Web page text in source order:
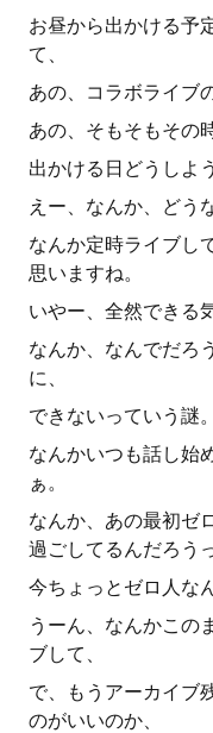
お昼から出かける予
て、
あの、コラボライブ
あの、そもそもその
出かける日どうしよ
えー、なんか、どう
なんか定時ライブし
思いますね。
いやー、全然できる
なんか、なんでだろ
に、
できないっていう謎。
なんかいつも話し始
ぁ。
なんか、あの最初ゼ
過ごしてるんだろう
今ちょっとゼロ人な
うーん、なんかこの
ブして、
で、もうアーカイブ
のがいいのか、